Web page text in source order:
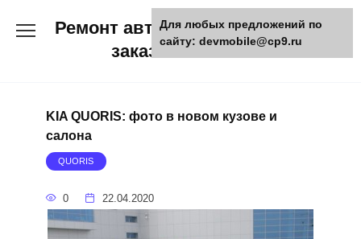
Ремонт авто и мото техники,
заказ запчастей
KIA QUORIS: фото в новом кузове и
салона
QUORIS
0 22.04.2020
Для любых предложений по
сайту: devmobile@cp9.ru